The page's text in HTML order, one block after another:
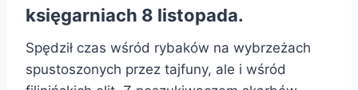
księgarniach 8 listopada.
Spędził czas wśród rybaków na wybrzeżach
spustoszonych przez tajfuny, ale i wśród